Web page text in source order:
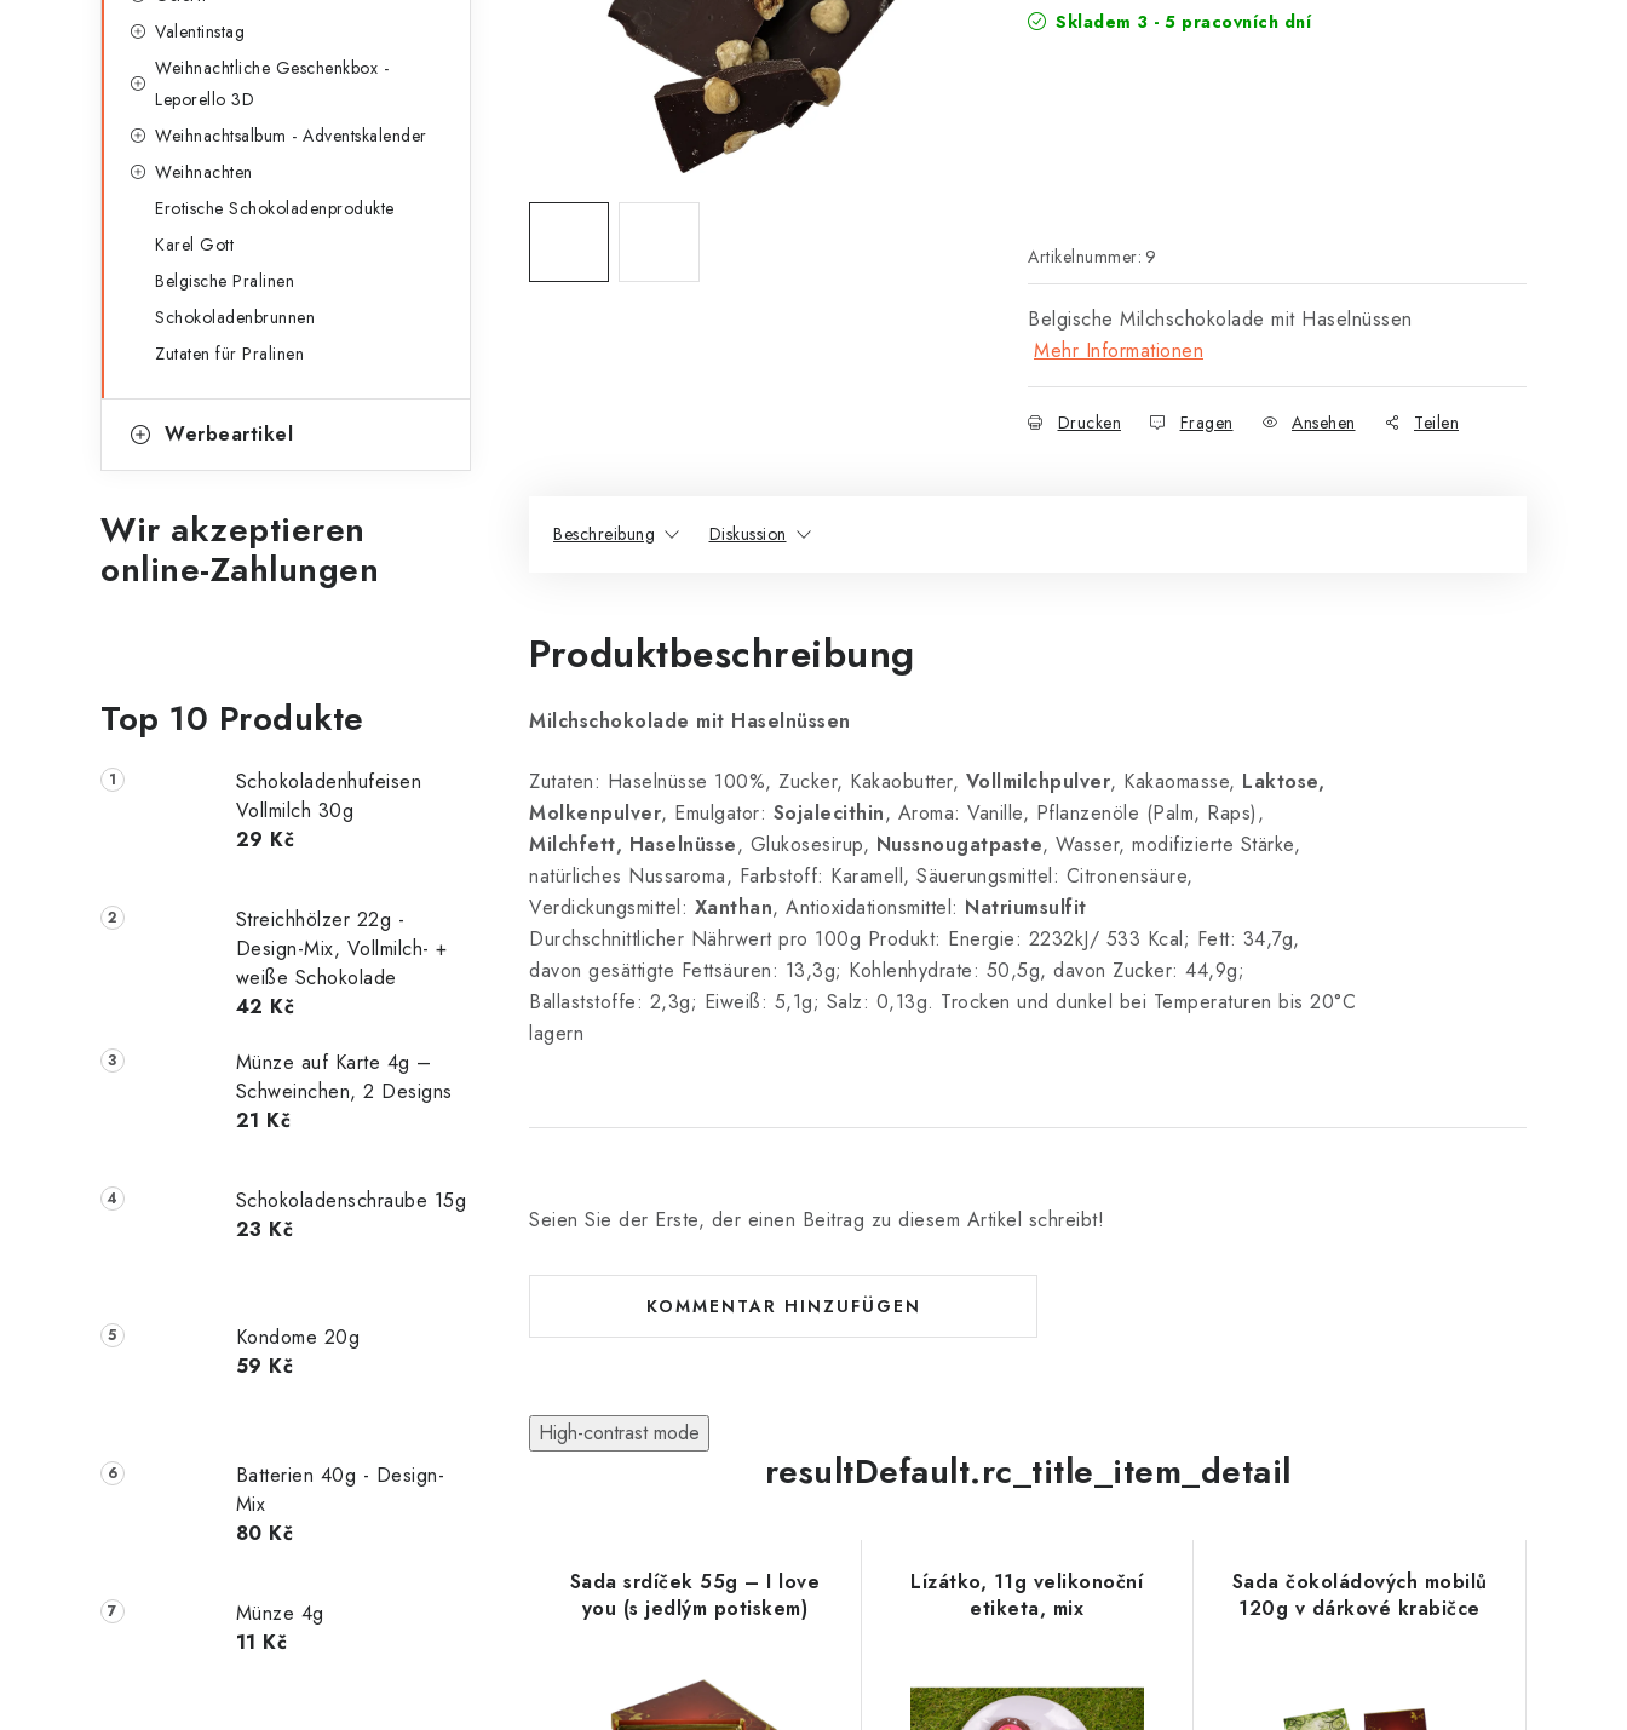
Valentinstag
Weihnachtliche Geschenkbox -
Leporello 3D
Weihnachtsalbum - Adventskalender
Weihnachten
Erotische Schokoladenprodukte
Karel Gott
Belgische Pralinen
Schokoladenbrunnen
Zutaten für Pralinen
Werbeartikel
Wir akzeptieren
online-Zahlungen
Top 10 Produkte
Schokoladenhufeisen
Vollmilch 30g
29 Kč
Streichhölzer 22g -
Design-Mix, Vollmilch- +
weiße Schokolade
42 Kč
Münze auf Karte 4g –
Schweinchen, 2 Designs
21 Kč
Schokoladenschraube 15g
23 Kč
Kondome 20g
59 Kč
Batterien 40g - Design-
Mix
80 Kč
Münze 4g
11 Kč
Skladem 3 - 5 pracovních dní
Artikelnummer: 9
Belgische Milchschokolade mit Haselnüssen
Mehr Informationen
Drucken Fragen Ansehen Teilen
Beschreibung Diskussion
Produktbeschreibung
Milchschokolade mit Haselnüssen
Zutaten: Haselnüsse 100%, Zucker, Kakaobutter, Vollmilchpulver, Kakaomasse, Laktose,
Molkenpulver, Emulgator: Sojalecithin, Aroma: Vanille, Pflanzenöle (Palm, Raps),
Milchfett, Haselnüsse, Glukosesirup, Nussnougatpaste, Wasser, modifizierte Stärke,
natürliches Nussaroma, Farbstoff: Karamell, Säuerungsmittel: Citronensäure,
Verdickungsmittel: Xanthan, Antioxidationsmittel: Natriumsulfit
Durchschnittlicher Nährwert pro 100g Produkt: Energie: 2232kJ/ 533 Kcal; Fett: 34,7g,
davon gesättigte Fettsäuren: 13,3g; Kohlenhydrate: 50,5g, davon Zucker: 44,9g;
Ballaststoffe: 2,3g; Eiweiß: 5,1g; Salz: 0,13g. Trocken und dunkel bei Temperaturen bis 20°C
lagern
Seien Sie der Erste, der einen Beitrag zu diesem Artikel schreibt!
KOMMENTAR HINZUFÜGEN
High-contrast mode
resultDefault.rc_title_item_detail
Sada srdíček 55g – I love
you (s jedlým potiskem)
Lízátko, 11g velikonoční
etiketa, mix
Sada čokoládových mobilů
120g v dárkové krabičce